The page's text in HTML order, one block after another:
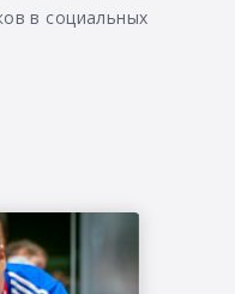
в социальных